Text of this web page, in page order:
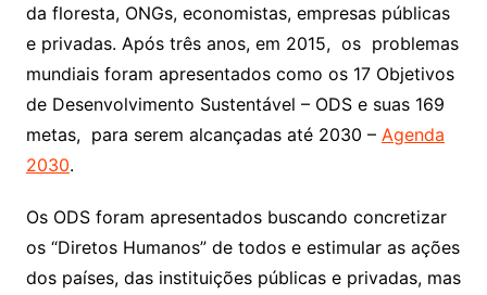
da floresta, ONGs, economistas, empresas públicas
e privadas. Após três anos, em 2015, os problemas
mundiais foram apresentados como os 17 Objetivos
de Desenvolvimento Sustentável – ODS e suas 169
metas, para serem alcançadas até 2030 – Agenda
2030.
Os ODS foram apresentados buscando concretizar
os “Diretos Humanos” de todos e estimular as ações
dos países, das instituições públicas e privadas, mas